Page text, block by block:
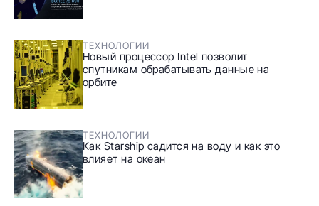
ТЕХНОЛОГИИ
Новый процессор Intel позволит
спутникам обрабатывать данные на
орбите
ТЕХНОЛОГИИ
Как Starship садится на воду и как это
влияет на океан